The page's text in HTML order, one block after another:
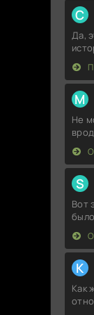
C
Да,
М
Не
S
Вот
K
Как